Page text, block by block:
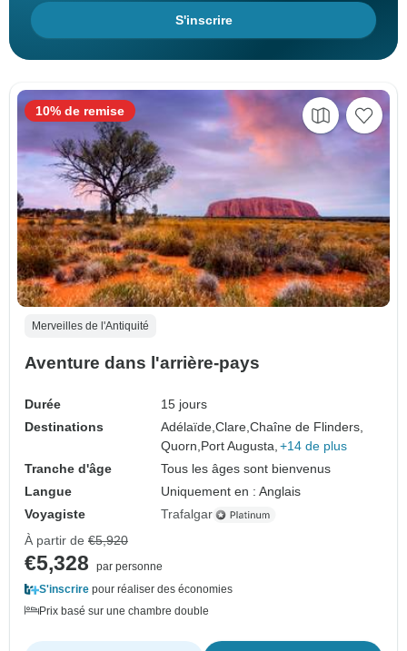
S'inscrire
Merveilles de l'Antiquité
Aventure dans l'arrière-pays
Durée
15 jours
Destinations
Adélaïde,Clare,Chaîne de Flinders,
Quorn,Port Augusta, +14 de plus
Tranche d'âge
Tous les âges sont bienvenus
Langue
Uniquement en : Anglais
Voyagiste
Trafalgar
10% de remise
À partir de €5,920
€5,328
par personne
S'inscrire pour réaliser des économies
Prix basé sur une chambre double